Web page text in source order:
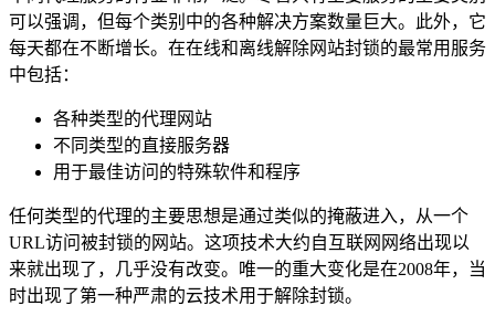
可以强调，但每个类别中的各种解决方案数量巨大。此外，它
每天都在不断增长。在在线和离线解除网站封锁的最常用服务
中包括：
各种类型的代理网站
不同类型的直接服务器
用于最佳访问的特殊软件和程序
任何类型的代理的主要思想是通过类似的掩蔽进入，从一个
URL访问被封锁的网站。这项技术大约自互联网网络出现以
来就出现了，几乎没有改变。唯一的重大变化是在2008年，当
时出现了第一种严肃的云技术用于解除封锁。